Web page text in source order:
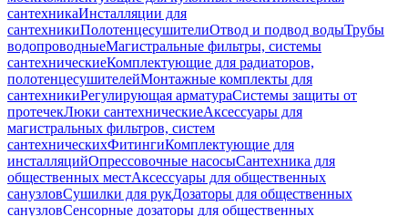
сантехникаИнсталляции для
сантехникиПолотенцесушителиОтвод и подвод водыТрубы
водопроводныеМагистральные фильтры, системы
сантехническиеКомплектующие для радиаторов,
полотенцесушителейМонтажные комплекты для
сантехникиРегулирующая арматураСистемы защиты от
протечекЛюки сантехническиеАксессуары для
магистральных фильтров, систем
сантехническихФитингиКомплектующие для
инсталляцийОпрессовочные насосыСантехника для
общественных местАксессуары для общественных
санузловСушилки для рукДозаторы для общественных
санузловСенсорные дозаторы для общественных